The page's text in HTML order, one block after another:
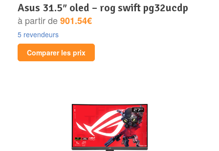
asus 31.5″ oled – rog swift pg32ucdp
à partir de901.54€
5 revendeurs
Comparer les prix